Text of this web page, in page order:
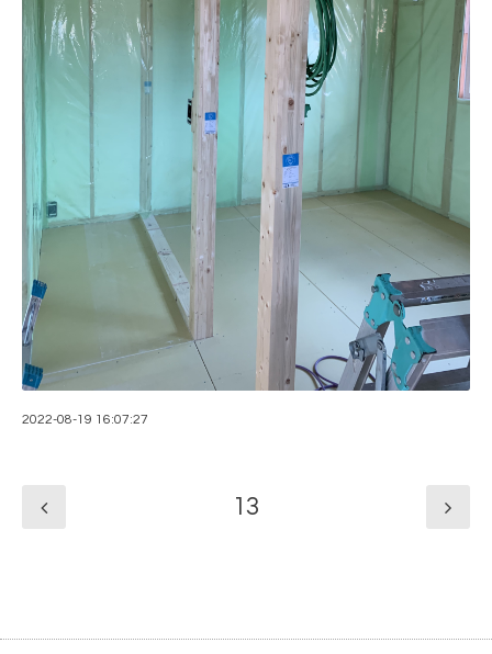
2022-08-19 16:07:27
13